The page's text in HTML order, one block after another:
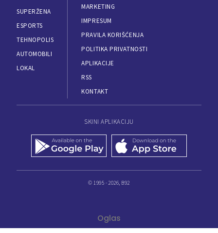
SUPERŽENA
ESPORTS
TEHNOPOLIS
AUTOMOBILI
LOKAL
MARKETING
IMPRESUM
PRAVILA KORIŠĆENJA
POLITIKA PRIVATNOSTI
APLIKACIJE
RSS
KONTAKT
SKINI APLIKACIJU
© 1995 - 2026, B92